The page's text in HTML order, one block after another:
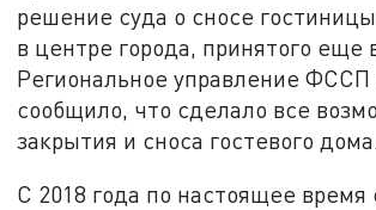
решение суда о сносе
в центре города, принятого еще
Региональное управление ФССП
сообщило, что сделало все
закрытия и сноса гостевого дома.
С 2018 года по настоящее время